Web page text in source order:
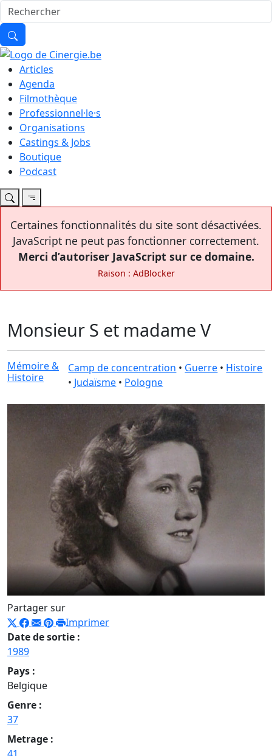
Articles
Agenda
Filmothèque
Professionnel·le·s
Organisations
Castings & Jobs
Boutique
Podcast
Certaines fonctionnalités du site sont désactivées.
JavaScript ne peut pas fonctionner correctement.
Merci d’autoriser JavaScript sur ce domaine.
Raison : AdBlocker
Monsieur S et madame V
Mémoire &
Histoire
Camp de concentration • Guerre • Histoire
• Judaïsme • Pologne
Partager sur
Imprimer
Date de sortie :
1989
Pays :
Belgique
Genre :
37
Metrage :